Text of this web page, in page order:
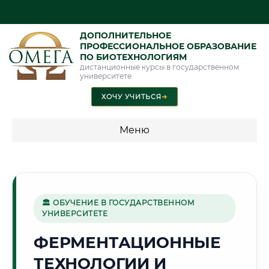
ДОПОЛНИТЕЛЬНОЕ
ПРОФЕССИОНАЛЬНОЕ ОБРАЗОВАНИЕ
ПО БИОТЕХНОЛОГИЯМ
дистанционные курсы в государственном
университете
ХОЧУ УЧИТЬСЯ➜
Меню
🌾
Г. БИЙСК
🏛 ОБУЧЕНИЕ В ГОСУДАРСТВЕННОМ
УНИВЕРСИТЕТЕ
ФЕРМЕНТАЦИОННЫЕ
ТЕХНОЛОГИИ И